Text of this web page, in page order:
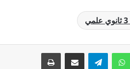
واتسابتيلقراممشاركة عبر البريد طباعة